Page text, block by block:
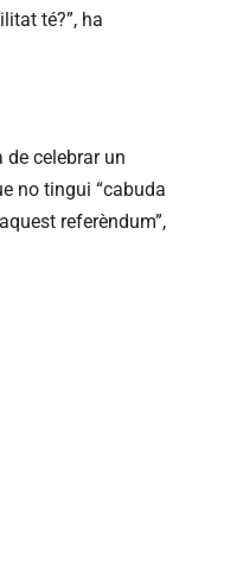
té?”, ha
celebrar un
no tingui “cabuda
referèndum”,